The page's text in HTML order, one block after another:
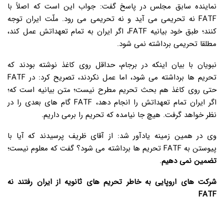
نماینده سابق مجلس در پاسخ گفت: جواب این است که اصلاً با
FATF نه تحریمی می آید و نه تحریمی می رود. ملّت ایران توجه
کنند؛ طبق خود بیانیه FATF، اگر ایران به تمام تعهداتش عمل کند،
مطلقا تحریمی برداشته نمی شود.
نبویان با بیان اینکه در برجام، حداقل روی کاغذ نوشته بودند که
تحریم ها برداشته می شود، اما عمل نکردند، تصریح کرد: در FATF
حتی روی کاغذ هم بحث تحریم مطرح نیست؛ متن بیانیه است که؛
اگر ایران تمام تعهداتش را انجام دهد، FATF گام های بعدی را در
نظر خواهد گرفت. هیچ جا نیامده که تحریم را برمی داریم.
وی در همین زمینه یادآور شد: از آقای ظریف پرسیدند که آیا با
پیوستن به FATF تحریم ها برداشته می شود؟ گفت که معلوم نیست؛
تضمین نمی دهیم.
شرکت های اروپایی به خاطر تحریم های ثانویه از ایران رفتند نه
FATF